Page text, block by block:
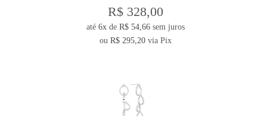
R$ 328,00
até 6xde R$ 54,66 sem juros
ou R$ 295,20via Pix